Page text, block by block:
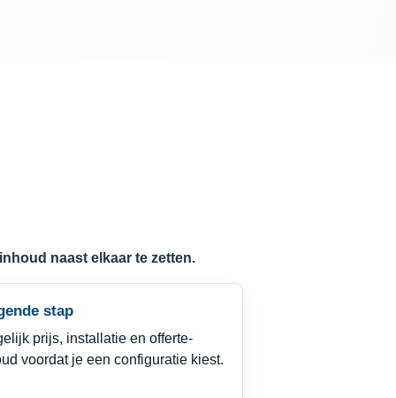
naast elkaar te zetten.
stap
prijs, installatie en offerte-
voordat je een configuratie kiest.